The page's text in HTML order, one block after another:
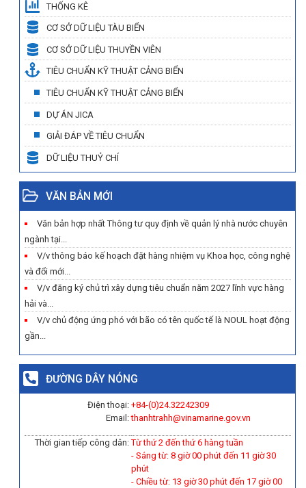
THỐNG KÊ
CƠ SỞ DỮ LIỆU TÀU BIỂN
CƠ SỞ DỮ LIỆU THUYỀN VIÊN
TIÊU CHUẨN KỸ THUẬT CẢNG BIỂN
TIÊU CHUẨN KỸ THUẬT CẢNG BIỂN
DỰ ÁN JICA
GIẢI ĐÁP VỀ TIÊU CHUẨN
DỮ LIỆU THUỶ CHÍ
VĂN BẢN MỚI
Văn bản hợp nhất Thông tư quy định về quản lý nhà nước chuyên
ngành tại...
V/v thông báo kế hoạch đặt hàng nhiệm vụ Khoa học, công nghệ
và đổi mới...
V/v đăng ký chủ trì xây dựng tiêu chuẩn năm 2027 lĩnh vực hàng
hải và...
V/v chủ động ứng phó với bão có tên quốc tế là NOUL hoạt động
gần...
ĐƯỜNG DÂY NÓNG
Điện thoại:
Email:
+84-(0)24.32242309
thanhtrahh@vinamarine.gov.vn
Thời gian tiếp công dân:Từ thứ 2 đến thứ 6 hàng tuần
- Sáng từ: 8 giờ 00 phút đến 11 giờ 30
phút
- Chiều từ: 13 giờ 30 phút đến 17 giờ 00